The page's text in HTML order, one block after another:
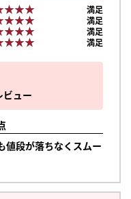
ビュー
値段が落ちなくスムー
満足
満足
満足
満足